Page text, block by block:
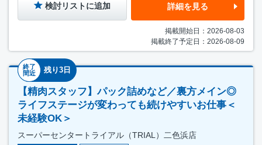
検討リストに追加 詳細を見る
掲載開始日：2026-08-03
掲載終了予定日：2026-08-09
終了
間近
残り3日
【精肉スタッフ】パック詰めなど／裏方メイン◎
ライフステージが変わっても続けやすいお仕事＜
未経験OK＞
スーパーセンタートライアル（TRIAL）二色浜店